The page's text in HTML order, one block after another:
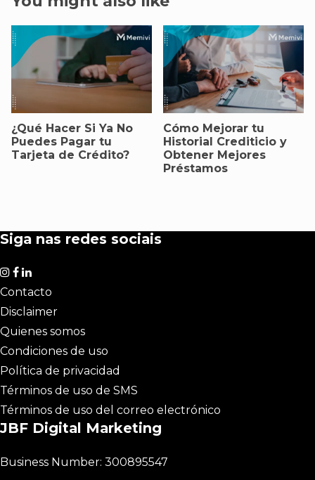
¿Qué Hacer Si Ya No
Puedes Pagar tu
Tarjeta de Crédito?
Cómo Mejorar tu
Historial Crediticio y
Obtener Mejores
Préstamos
Siga nas redes sociais
Contacto
Disclaimer
Quienes somos
Condiciones de uso
Política de privacidad
Términos de uso de SMS
Términos de uso del correo electrónico
JBF Digital Marketing
Business Number: 300895547